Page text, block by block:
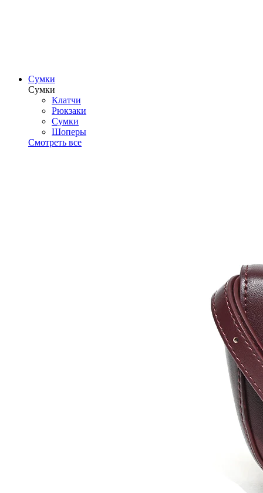
Сумки
Сумки
Клатчи
Рюкзаки
Сумки
Шоперы
Смотреть все